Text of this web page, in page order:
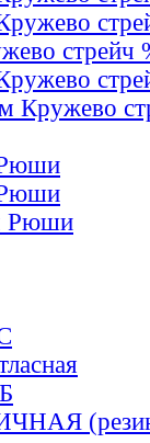
стрейч
Кружево
Рюши